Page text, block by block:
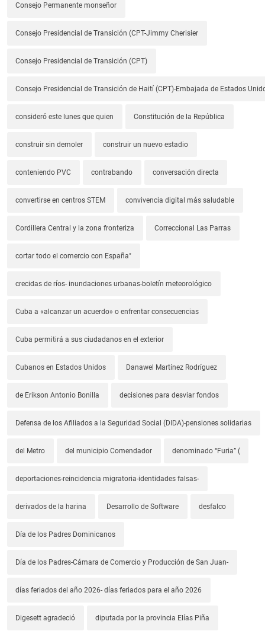
Consejo Permanente monseñor
Consejo Presidencial de Transición (CPT-Jimmy Cherisier
Consejo Presidencial de Transición (CPT)
Consejo Presidencial de Transición de Haití (CPT)-Embajada de Estados
consideró este lunes que quien Constitución de la República
construir sin demoler construir un nuevo estadio
conteniendo PVC contrabando conversación directa
convertirse en centros STEM convivencia digital más saludable
Cordillera Central y la zona fronteriza Correccional Las Parras
cortar todo el comercio con España"
crecidas de ríos- inundaciones urbanas-boletín meteorológico
Cuba a «alcanzar un acuerdo» o enfrentar consecuencias
Cuba permitirá a sus ciudadanos en el exterior
Cubanos en Estados Unidos Danawel Martínez Rodríguez
de Erikson Antonio Bonilla decisiones para desviar fondos
Defensa de los Afiliados a la Seguridad Social (DIDA)-pensiones solidarias
del Metro del municipio Comendador denominado “Furia” (
deportaciones-reincidencia migratoria-identidades falsas-
derivados de la harina Desarrollo de Software desfalco
Día de los Padres Dominicanos
Día de los Padres-Cámara de Comercio y Producción de San Juan-
días feriados del año 2026- días feriados para el año 2026
Digesett agradeció diputada por la provincia Elías Piña